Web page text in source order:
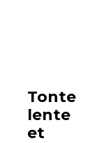
Tonte
lente
et